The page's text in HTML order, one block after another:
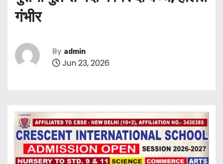
गंभीर
By admin
Jun 23, 2026